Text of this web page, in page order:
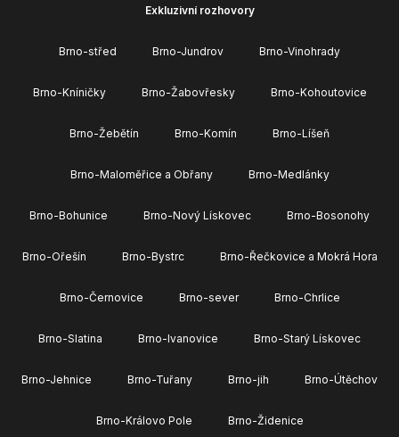
Exkluzivní rozhovory
Brno-střed Brno-Jundrov Brno-Vinohrady
Brno-Kníničky Brno-Žabovřesky Brno-Kohoutovice
Brno-Žebětín Brno-Komín Brno-Líšeň
Brno-Maloměřice a Obřany Brno-Medlánky
Brno-Bohunice Brno-Nový Lískovec Brno-Bosonohy
Brno-Ořešín Brno-Bystrc Brno-Řečkovice a Mokrá Hora
Brno-Černovice Brno-sever Brno-Chrlice
Brno-Slatina Brno-Ivanovice Brno-Starý Lískovec
Brno-Jehnice Brno-Tuřany Brno-jih Brno-Útěchov
Brno-Královo Pole Brno-Židenice